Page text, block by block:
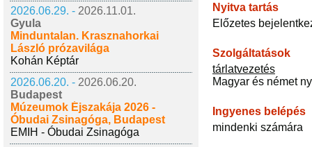
2026.06.29. - 2026.11.01.
Gyula
Minduntalan. Krasznahorkai
László prózavilága
Kohán Képtár
2026.06.20. - 2026.06.20.
Budapest
Múzeumok Éjszakája 2026 -
Óbudai Zsinagóga, Budapest
EMIH - Óbudai Zsinagóga
Nyitva tartás
Előzetes
Szolgáltatások
tárlatvezetés
Magyar és német
Ingyenes belépés
mindenki számára